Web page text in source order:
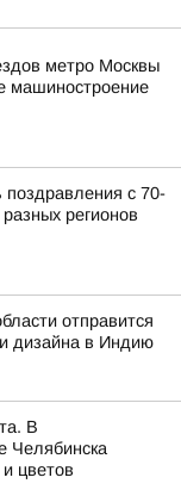
метро Москвы
машиностроение
с 70-
регионов
отправится
и дизайна в Индию
В
Челябинска
цветов